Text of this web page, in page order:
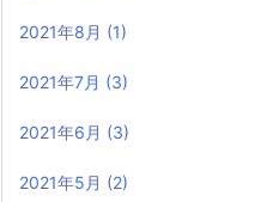
2021年8月 (1)
2021年7月 (3)
2021年6月 (3)
2021年5月 (2)